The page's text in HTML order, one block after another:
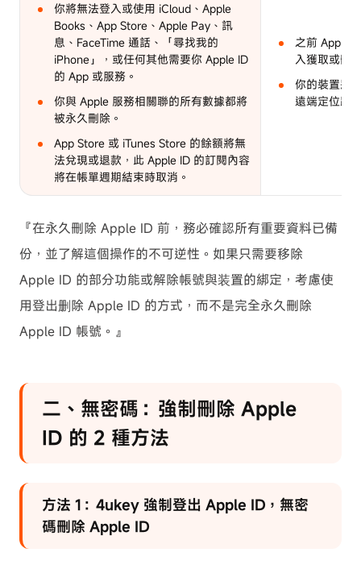
你將無法登入或使用 iCloud、Apple
Books、App Store、Apple Pay、訊
息、FaceTime 通話、「尋找我的
iPhone」，或任何其他需要你 Apple ID
的 App 或服務。
你與 Apple 服務相關聯的所有數據都將
被永久刪除。
App Store 或 iTunes Store 的餘額將無
法兌現或退款，此 Apple ID 的訂閱內容
將在帳單週期結束時取消。
之前 Apple
入獲取或刪
你的裝置將
遠端定位跟
『在永久刪除 Apple ID 前，務必確認所有重要資料已備
份，並了解這個操作的不可逆性。如果只需要移除
Apple ID 的部分功能或解除帳號與装置的綁定，考慮使
用登出删除 Apple ID 的方式，而不是完全永久刪除
Apple ID 帳號。』
二、無密碼：強制刪除 Apple
ID 的 2 種方法
方法 1：4ukey 強制登出 Apple ID，無密
碼刪除 Apple ID